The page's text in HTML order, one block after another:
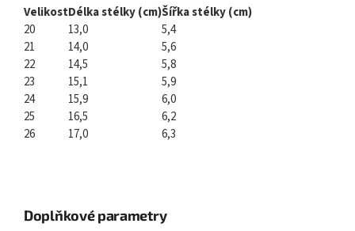
VelikostDélka stélky (cm)Šířka stélky (cm)
20
13,0
5,4
21
14,0
5,6
22
14,5
5,8
23
15,1
5,9
24
15,9
6,0
25
16,5
6,2
26
17,0 6,3
Doplňkové parametry